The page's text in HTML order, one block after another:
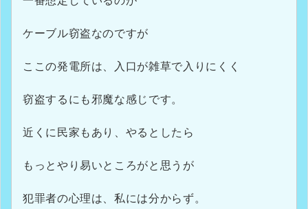
ケーブル窃盗なのですが
ここの発電所は、入口が雑草で入りにくく
窃盗するにも邪魔な感じです。
近くに民家もあり、やるとしたら
もっとやり易いところがと思うが
犯罪者の心理は、私には分からず。